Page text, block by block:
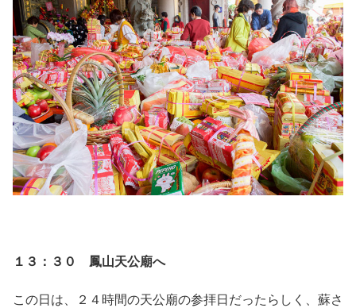
１３：３０ 鳳山天公廟へ
この日は、２４時間の天公廟の参拝日だったらしく、蘇さ